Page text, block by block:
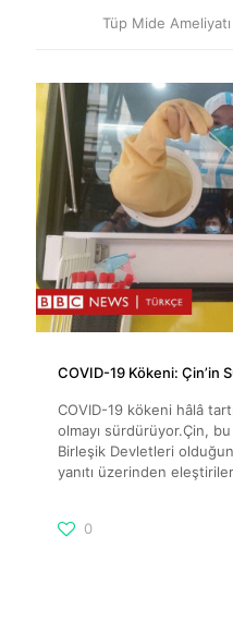
Tüp Mide Ameliyatı
COVID-19 Kökeni: Çin’in
COVID-19 kökeni hâlâ
olmayı sürdürüyor.Çin,
Birleşik Devletleri
yanıtı üzerinden
0